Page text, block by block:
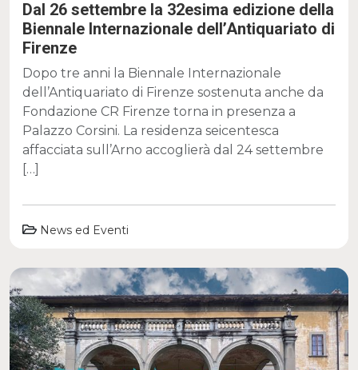
Dal 26 settembre la 32esima edizione della
Biennale Internazionale dell’Antiquariato di
Firenze
Dopo tre anni la Biennale Internazionale
dell’Antiquariato di Firenze sostenuta anche da
Fondazione CR Firenze torna in presenza a
Palazzo Corsini. La residenza seicentesca
affacciata sull’Arno accoglierà dal 24 settembre
[…]
News ed Eventi